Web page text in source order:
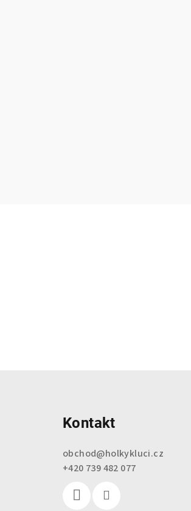
Kontakt
obchod@holkykluci.cz
+420 739 482 077